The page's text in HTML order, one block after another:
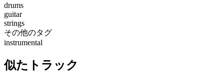
drums
guitar
strings
その他のタグ
instrumental
似たトラック